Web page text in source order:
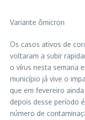
Variante ômicron
Os casos ativos de
voltaram a subir
o vírus nesta semana
município já vive o
que em fevereiro
depois desse período
número de